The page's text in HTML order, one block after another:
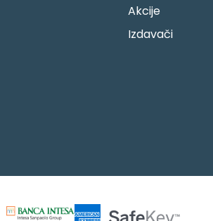
Akcije
Izdavači